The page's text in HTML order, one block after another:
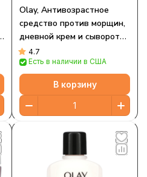
Olay, Антивозрастное
средство против морщин,
дневной крем и сыворотка
2 в 1, 50 мл (1,7 жидк.
унции)
4.7
Есть в наличии в США
В корзину